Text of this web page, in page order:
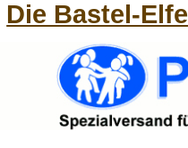
Die Bastel-Elfe